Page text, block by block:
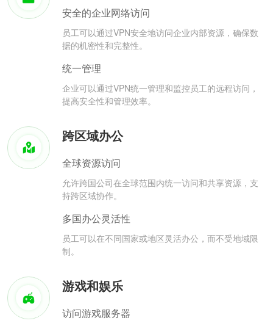
安全的企业网络访问
员工可以通过VPN安全地访问企业内部资源，确保数
据的机密性和完整性。
统一管理
企业可以通过VPN统一管理和监控员工的远程访问，
提高安全性和管理效率。
跨区域办公
全球资源访问
允许跨国公司在全球范围内统一访问和共享资源，支
持跨区域协作。
多国办公灵活性
员工可以在不同国家或地区灵活办公，而不受地域限
制。
游戏和娱乐
访问游戏服务器